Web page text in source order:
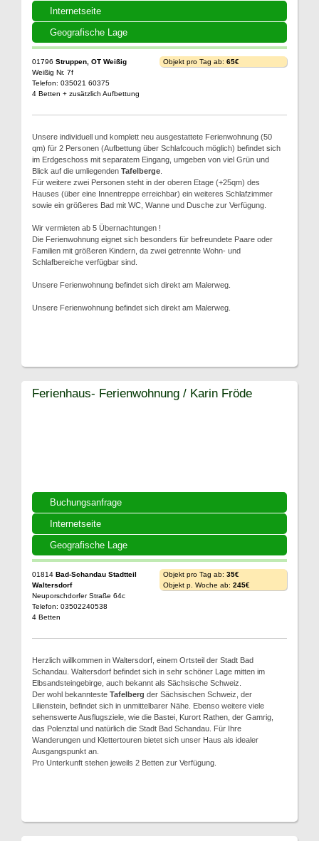
Internetseite
Geografische Lage
01796 Struppen, OT Weißig
Weißig Nr. 7f
Telefon: 035021 60375
4 Betten + zusätzlich Aufbettung
Objekt pro Tag ab: 65€
Unsere individuell und komplett neu ausgestattete Ferienwohnung (50
qm) für 2 Personen (Aufbettung über Schlafcouch möglich) befindet sich
im Erdgeschoss mit separatem Eingang, umgeben von viel Grün und
Blick auf die umliegenden Tafelberge
Für weitere zwei Personen steht in der oberen Etage (+25qm) des
Hauses (über eine Innentreppe erreichbar) ein weiteres Schlafzimmer
sowie ein größeres Bad mit WC, Wanne und Dusche zur Verfügung.
Wir vermieten ab 5 Übernachtungen !
Die Ferienwohnung eignet sich besonders für befreundete Paare oder
Familien mit größeren Kindern, da zwei getrennte Wohn- und
Schlafbereiche verfügbar sind.
Unsere Ferienwohnung befindet sich direkt am Malerweg.
Unsere Ferienwohnung befindet sich direkt am Malerweg.
Buchungsanfrage
Internetseite
Geografische Lage
Ferienhaus- Ferienwohnung / Karin Fröde
01814 Bad-Schandau Stadtteil
Waltersdorf
Neuporschdorfer Straße 64c
Telefon: 03502240538
4 Betten
Objekt pro Tag ab: 35€
Objekt p. Woche ab: 245€
Herzlich willkommen in Waltersdorf, einem Ortsteil der Stadt Bad
Schandau. Waltersdorf befindet sich in sehr schöner Lage mitten im
Elbsandsteingebirge, auch bekannt als Sächsische Schweiz.
Der wohl bekannteste Tafelberg der Sächsischen Schweiz, der
Lilienstein, befindet sich in unmittelbarer Nähe. Ebenso weitere viele
sehenswerte Ausflugsziele, wie die Bastei, Kurort Rathen, der Gamrig,
das Polenztal und natürlich die Stadt Bad Schandau. Für Ihre
Wanderungen und Klettertouren bietet sich unser Haus als idealer
Ausgangspunkt an.
Pro Unterkunft stehen jeweils 2 Betten zur Verfügung.